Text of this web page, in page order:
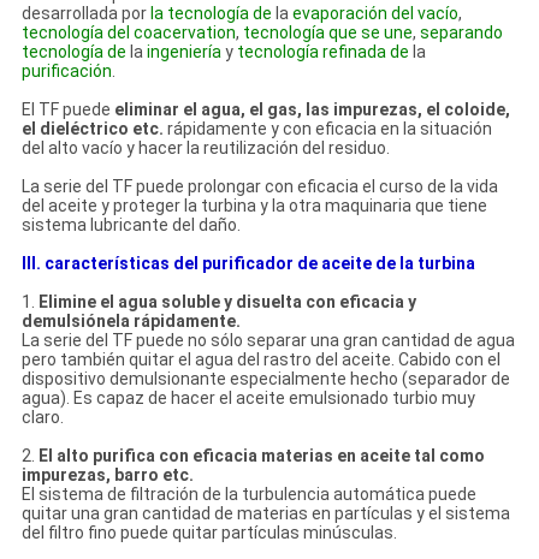
desarrollada porla tecnología de la evaporación del vacío,
tecnología del coacervation, tecnología que se une, separando
tecnología de la ingeniería y tecnología refinada de la
purificación
El TF puede eliminar el agua, el gas, las impurezas, el coloide,
el dieléctrico etc. rápidamente y con eficacia en la situación
del alto vacío y hacer la reutilización del residuo.
La serie del TF puede prolongar con eficacia el curso de la vida
del aceite y proteger la turbina y la otra maquinaria que tiene
sistema lubricante del daño.
III. características del purificador de aceite de la turbina
1. Elimine el agua soluble y disuelta con eficacia y
demulsiónela rápidamente.
La serie del TF puede no sólo separar una gran cantidad de agua
pero también quitar el agua del rastro del aceite. Cabido con el
dispositivo demulsionante especialmente hecho (separador de
agua). Es capaz de hacer el aceite emulsionado turbio muy
claro.
2. El alto purifica con eficacia materias en aceite tal como
impurezas, barro etc.
El sistema de filtración de la turbulencia automática puede
quitar una gran cantidad de materias en partículas y el sistema
del filtro fino puede quitar partículas minúsculas.